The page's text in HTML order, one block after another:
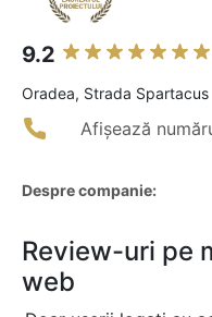
9.2
Oradea, Strada Spartacus
Afișează
Despre companie:
Review-uri pe
web